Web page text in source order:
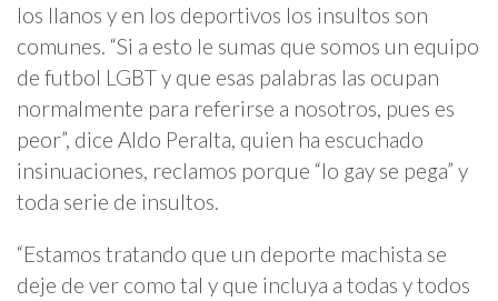
los llanos y en los deportivos los insultos son
comunes. “Si a esto le sumas que somos un equipo
de futbol LGBT y que esas palabras las ocupan
normalmente para referirse a nosotros, pues es
peor”, dice Aldo Peralta, quien ha escuchado
insinuaciones, reclamos porque “lo gay se pega” y
toda serie de insultos.
“Estamos tratando que un deporte machista se
deje de ver como tal y que incluya a todas y todos